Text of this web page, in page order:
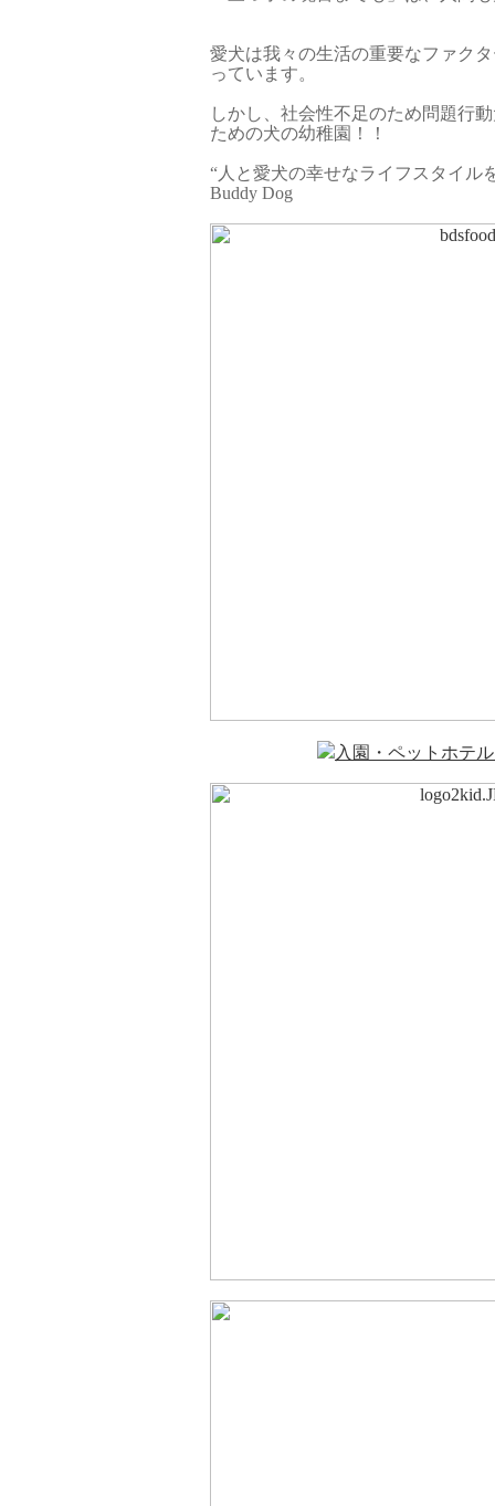
愛犬は我々の生活の重要なファク
っています。
しかし、社会性不足のため問題行
ための犬の幼稚園！！
“人と愛犬の幸せなライフスタイ
Buddy Dog
入園・ペットホテ